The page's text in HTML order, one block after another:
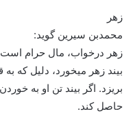
زهر
محمدبن سيرين گويد:
زهر درخواب، مال حرام
بيند زهر ميخورد، دليل كه
بريزد. اگر بيند تن او به
حاصل كند.